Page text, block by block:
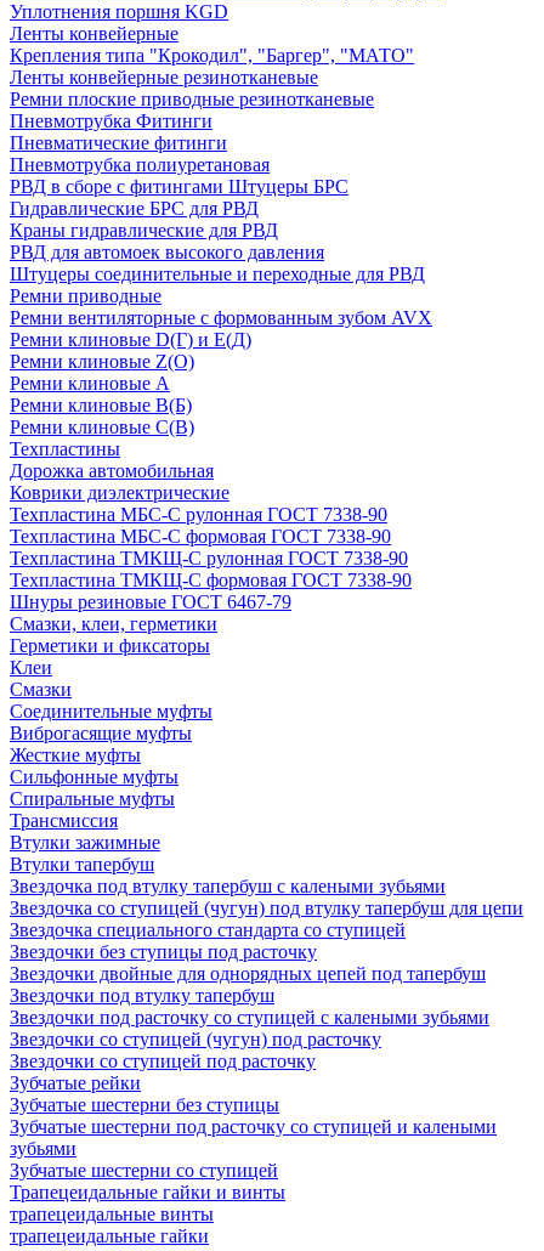
Уплотнения поршня KGD
Ленты конвейерные
Крепления типа "Крокодил", "Баргер", "МАТО"
Ленты конвейерные резинотканевые
Ремни плоские приводные резинотканевые
Пневмотрубка Фитинги
Пневматические фитинги
Пневмотрубка полиуретановая
РВД в сборе с фитингами Штуцеры БРС
Гидравлические БРС для РВД
Краны гидравлические для РВД
РВД для автомоек высокого давления
Штуцеры соединительные и переходные для РВД
Ремни приводные
Ремни вентиляторные с формованным зубом AVX
Ремни клиновые D(Г) и Е(Д)
Ремни клиновые Z(О)
Ремни клиновые А
Ремни клиновые В(Б)
Ремни клиновые С(В)
Техпластины
Дорожка автомобильная
Коврики диэлектрические
Техпластина МБС-С рулонная ГОСТ 7338-90
Техпластина МБС-С формовая ГОСТ 7338-90
Техпластина ТМКЩ-С рулонная ГОСТ 7338-90
Техпластина ТМКЩ-С формовая ГОСТ 7338-90
Шнуры резиновые ГОСТ 6467-79
Смазки, клеи, герметики
Герметики и фиксаторы
Клеи
Смазки
Соединительные муфты
Виброгасящие муфты
Жесткие муфты
Сильфонные муфты
Спиральные муфты
Трансмиссия
Втулки зажимные
Втулки тапербуш
Звездочка под втулку тапербуш c калеными зубьями
Звездочка со ступицей (чугун) под втулку тапербуш для цепи
Звездочка специального стандарта со ступицей
Звездочки без ступицы под расточку
Звездочки двойные для однорядных цепей под тапербуш
Звездочки под втулку тапербуш
Звездочки под расточку со ступицей с калеными зубьями
Звездочки со ступицей (чугун) под расточку
Звездочки со ступицей под расточку
Зубчатые рейки
Зубчатые шестерни без ступицы
Зубчатые шестерни под расточку со ступицей и калеными
зубьями
Зубчатые шестерни со ступицей
Трапецеидальные гайки и винты
трапецеидальные винты
трапецеидальные гайки